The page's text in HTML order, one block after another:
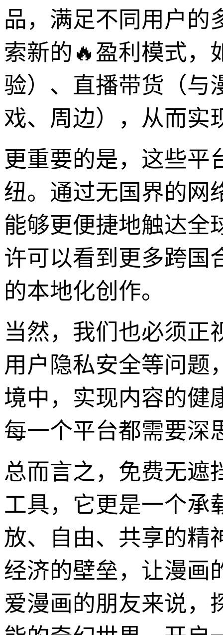
品，满足不同用户的
索新的🔥盈利模式，
验）、直播带货（与
戏、周边），从而实
更重要的是，这些平
纽。通过无国界的网
能够更便捷地触达全
许可以看到更多跨国
的本地化创作。
当然，我们也必须正
用户隐私安全等问题
境中，实现内容的健
每一个平台都需要深
总而言之，免费无遮
工具，它更是一个承
放、自由、共享的精
经济的壁垒，让漫画
爱漫画的朋友来说，